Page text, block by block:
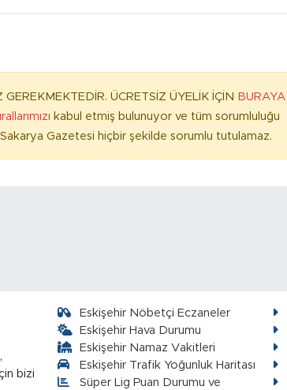
ÜCRETSİZ ÜYELİK İÇİN
BURAYA
kabul etmiş bulunuyor ve tüm sorumluluğu
Gazetesi hiçbir şekilde sorumlu tutulamaz.
bizi
Eskişehir Nöbetçi Eczaneler
Eskişehir Hava Durumu
Eskişehir Namaz Vakitleri
Eskişehir Trafik Yoğunluk Haritası
Süper Lig Puan Durumu ve